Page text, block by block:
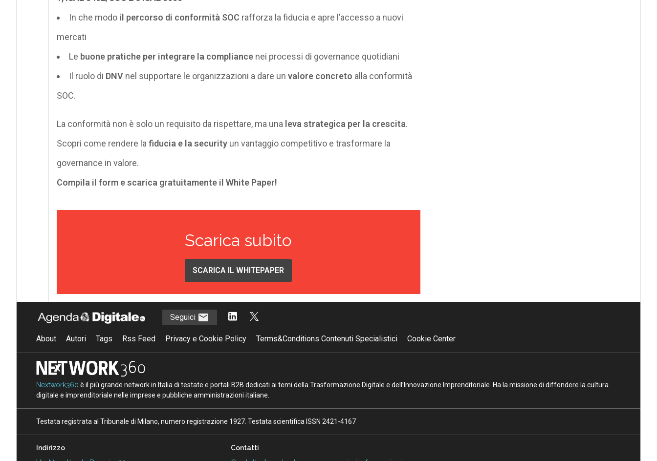
In che modo il percorso di conformità SOC rafforza la fiducia e apre l’accesso a nuovi
mercati
Le buone pratiche per integrare la compliancenei processi di governance quotidiani
Il ruolo di DNVnel supportare le organizzazioni a dare un valore concreto alla conformità
SOC.
La conformità non è solo un requisito da rispettare, ma una leva strategica per la crescita.
Scopri come rendere la fiducia e la securityun vantaggio competitivo e trasformare la
governance in valore.
Compila il form e scarica gratuitamente il White Paper!
Scarica subito
SCARICA IL WHITEPAPER
Seguici
About Autori Tags Rss Feed Privacy e Cookie Policy Terms&Conditions Contenuti Specialistici Cookie Center
Nextwork360 è il più grande network in Italia di testate e portali B2B dedicati ai temi della Trasformazione Digitale e dell’Innovazione Imprenditoriale. Ha la missione di diffondere la cultura
digitale e imprenditoriale nelle imprese e pubbliche amministrazioni italiane.
Testata registrata al Tribunale di Milano, numero registrazione 1927. Testata scientifica ISSN 2421-4167
Indirizzo Contatti